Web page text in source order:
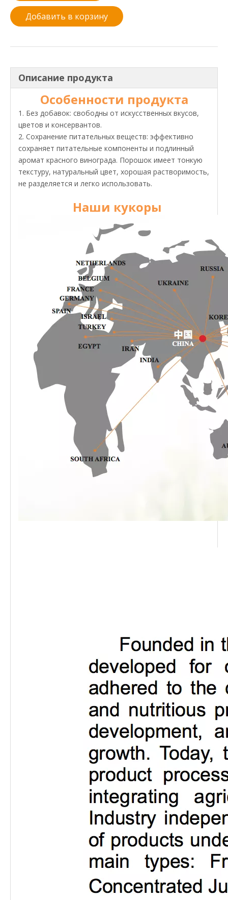
Добавить в корзину
Описание продукта
Особенности продукта
1. Без добавок: свободны от искусственных вкусов,
цветов и консервантов.
2. Сохранение питательных веществ: эффективно
сохраняет питательные компоненты и подлинный
аромат красного винограда. Порошок имеет тонкую
текстуру, натуральный цвет, хорошая растворимость,
не разделяется и легко использовать.
Наши кукоры